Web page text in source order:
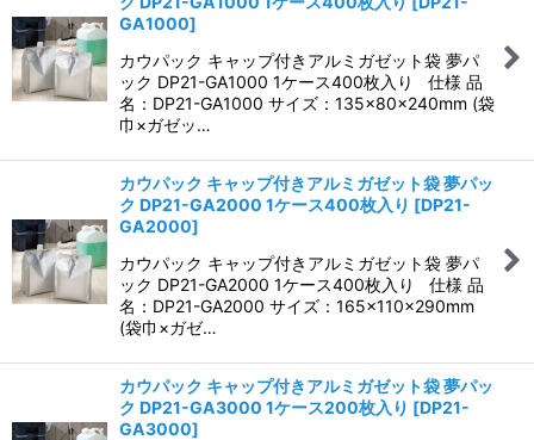
GA1000]
カウパック キャップ付きアルミガゼット袋 夢パ
ック DP21-GA1000 1ケース400枚入り 仕様 品
名：DP21-GA1000 サイズ：135×80×240mm (袋
巾×ガゼッ…
カウパック キャップ付きアルミガゼット袋 夢パッ
ク DP21-GA2000 1ケース400枚入り [DP21-
GA2000]
カウパック キャップ付きアルミガゼット袋 夢パ
ック DP21-GA2000 1ケース400枚入り 仕様 品
名：DP21-GA2000 サイズ：165×110×290mm
(袋巾×ガゼ…
カウパック キャップ付きアルミガゼット袋 夢パッ
ク DP21-GA3000 1ケース200枚入り [DP21-
GA3000]